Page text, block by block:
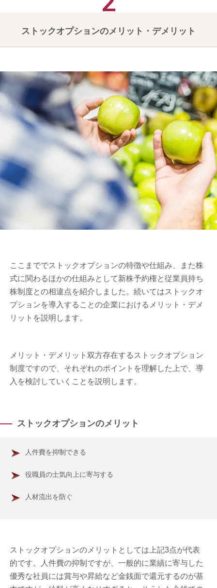
ストックオプションのメリット・デメリット
ここまででストックオプションの特徴や仕組み、また株
式に関わるほかの仕組みとして新株予約権と従業員持ち
株制度との相違点を紹介しました。続いてはストックオ
プションを導入することの企業におけるメリット・デメ
リットを説明します。
メリット・デメリット双方存在するストックオプション
制度ですので、それぞれのポイントを理解した上で、導
入を検討していくことを説明します。
ストックオプションのメリット
人件費を抑制できる
役職員の士気向上に寄与する
人材流出を防ぐ
ストックオプションのメリットとしては上記3点が代表
的です。人件費の抑制ですが、一般的に業績に寄与した
優秀な社員には賞与や昇給など金銭面で還元するのが基